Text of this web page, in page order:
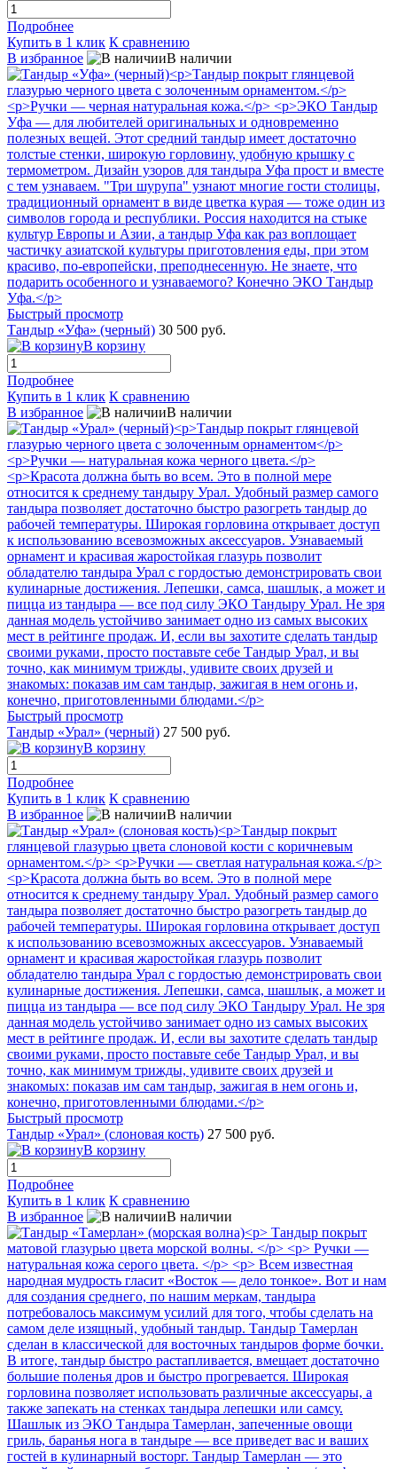
Подробнее
Купить в 1 клик К сравнению
В избранное
В наличии
Быстрый просмотр
Тандыр «Уфа» (черный) 30 500 руб.
В корзину
Подробнее
Купить в 1 клик К сравнению
В избранное
В наличии
Быстрый просмотр
Тандыр «Урал» (черный) 27 500 руб.
В корзину
Подробнее
Купить в 1 клик К сравнению
В избранное
В наличии
Быстрый просмотр
Тандыр «Урал» (слоновая кость) 27 500 руб.
В корзину
Подробнее
Купить в 1 клик К сравнению
В избранное
В наличии